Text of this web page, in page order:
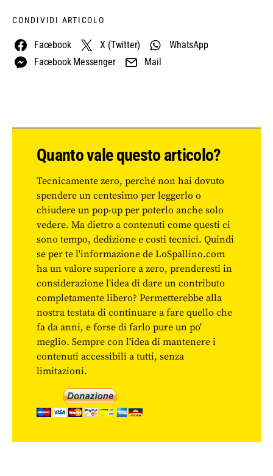
CONDIVIDI ARTICOLO
Facebook X (Twitter)
WhatsApp
Facebook Messenger
Mail
Quanto vale questo articolo?
Tecnicamente zero, perché non hai dovuto
spendere un centesimo per leggerlo o
chiudere un pop-up per poterlo anche solo
vedere. Ma dietro a contenuti come questi ci
sono tempo, dedizione e costi tecnici. Quindi
se per te l'informazione de LoSpallino.com
ha un valore superiore a zero, prenderesti in
considerazione l'idea di dare un contributo
completamente libero? Permetterebbe alla
nostra testata di continuare a fare quello che
fa da anni, e forse di farlo pure un po'
meglio. Sempre con l'idea di mantenere i
contenuti accessibili a tutti, senza
limitazioni.